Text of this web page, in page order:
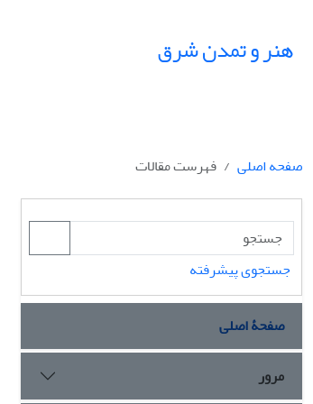
هنر و تمدن شرق
صفحه اصلی
فهرست مقالات
جستجوی پیشرفته
صفحۀ اصلی
مرور